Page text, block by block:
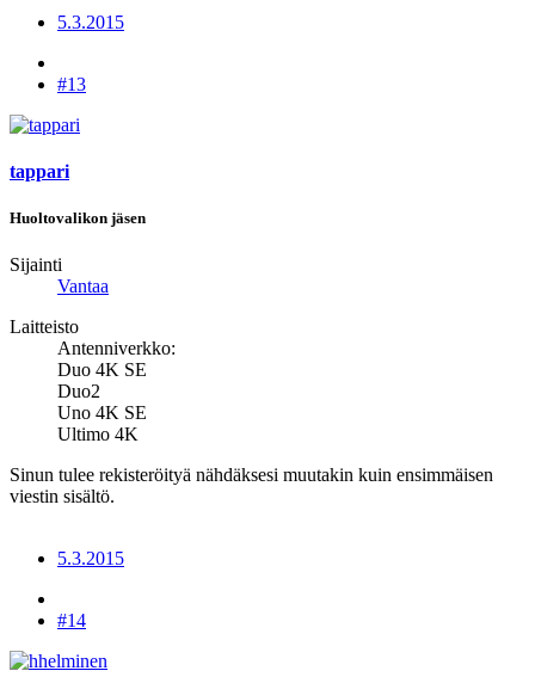
5.3.2015
#13
tappari
Huoltovalikon jäsen
Sijainti
Vantaa
Laitteisto
Antenniverkko:
Duo 4K SE
Duo2
Uno 4K SE
Ultimo 4K
Sinun tulee rekisteröityä nähdäksesi muutakin kuin ensimmäisen
viestin sisältö.
5.3.2015
#14